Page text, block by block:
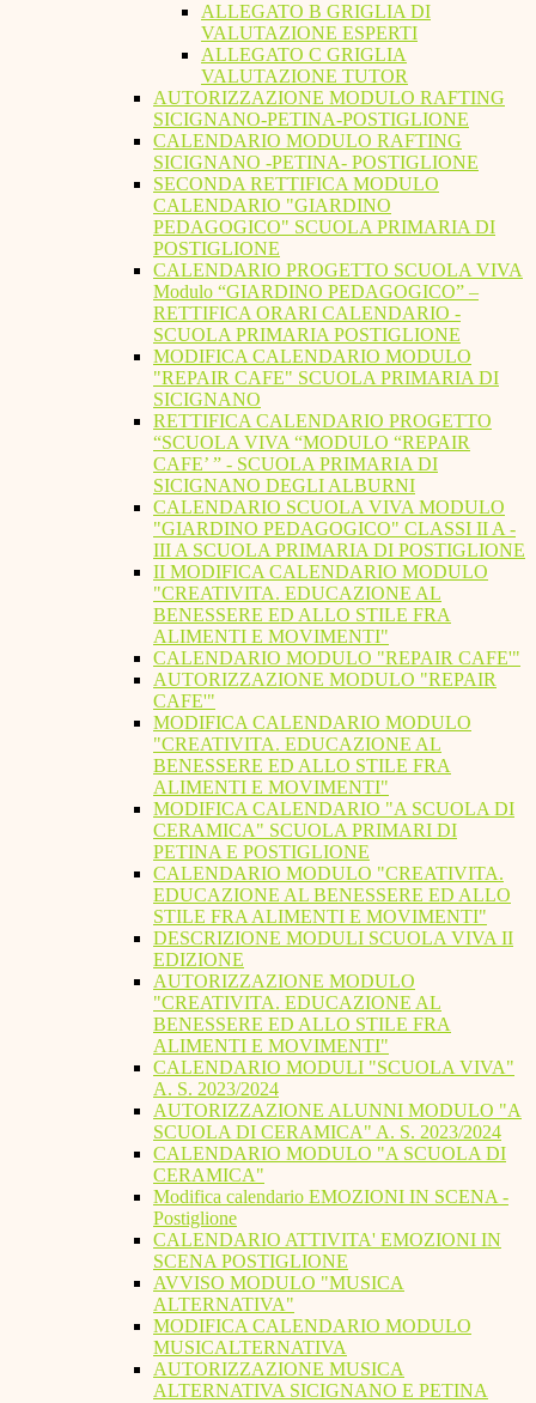
ALLEGATO B GRIGLIA DI
VALUTAZIONE ESPERTI
ALLEGATO C GRIGLIA
VALUTAZIONE TUTOR
AUTORIZZAZIONE MODULO RAFTING
SICIGNANO-PETINA-POSTIGLIONE
CALENDARIO MODULO RAFTING
SICIGNANO -PETINA- POSTIGLIONE
SECONDA RETTIFICA MODULO
CALENDARIO "GIARDINO
PEDAGOGICO" SCUOLA PRIMARIA DI
POSTIGLIONE
CALENDARIO PROGETTO SCUOLA VIVA
Modulo “GIARDINO PEDAGOGICO” –
RETTIFICA ORARI CALENDARIO -
SCUOLA PRIMARIA POSTIGLIONE
MODIFICA CALENDARIO MODULO
"REPAIR CAFE" SCUOLA PRIMARIA DI
SICIGNANO
RETTIFICA CALENDARIO PROGETTO
“SCUOLA VIVA “MODULO “REPAIR
CAFE’ ” - SCUOLA PRIMARIA DI
SICIGNANO DEGLI ALBURNI
CALENDARIO SCUOLA VIVA MODULO
"GIARDINO PEDAGOGICO" CLASSI II A -
III A SCUOLA PRIMARIA DI POSTIGLIONE
II MODIFICA CALENDARIO MODULO
"CREATIVITA. EDUCAZIONE AL
BENESSERE ED ALLO STILE FRA
ALIMENTI E MOVIMENTI"
CALENDARIO MODULO "REPAIR CAFE'"
AUTORIZZAZIONE MODULO "REPAIR
CAFE'"
MODIFICA CALENDARIO MODULO
"CREATIVITA. EDUCAZIONE AL
BENESSERE ED ALLO STILE FRA
ALIMENTI E MOVIMENTI"
MODIFICA CALENDARIO "A SCUOLA DI
CERAMICA" SCUOLA PRIMARI DI
PETINA E POSTIGLIONE
CALENDARIO MODULO "CREATIVITA.
EDUCAZIONE AL BENESSERE ED ALLO
STILE FRA ALIMENTI E MOVIMENTI"
DESCRIZIONE MODULI SCUOLA VIVA II
EDIZIONE
AUTORIZZAZIONE MODULO
"CREATIVITA. EDUCAZIONE AL
BENESSERE ED ALLO STILE FRA
ALIMENTI E MOVIMENTI"
CALENDARIO MODULI "SCUOLA VIVA"
A. S. 2023/2024
AUTORIZZAZIONE ALUNNI MODULO "A
SCUOLA DI CERAMICA" A. S. 2023/2024
CALENDARIO MODULO "A SCUOLA DI
CERAMICA"
Modifica calendario EMOZIONI IN SCENA -
Postiglione
CALENDARIO ATTIVITA' EMOZIONI IN
SCENA POSTIGLIONE
AVVISO MODULO "MUSICA
ALTERNATIVA"
MODIFICA CALENDARIO MODULO
MUSICALTERNATIVA
AUTORIZZAZIONE MUSICA
ALTERNATIVA SICIGNANO E PETINA